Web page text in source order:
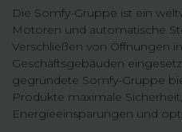
Die Somfy-Gruppe ist ein
Motoren und automatische
Verschließen von Öffnungen
Geschäftsgebäuden
gegründete Somfy-Gruppe
Produkte maximale
Energieeinsparungen und